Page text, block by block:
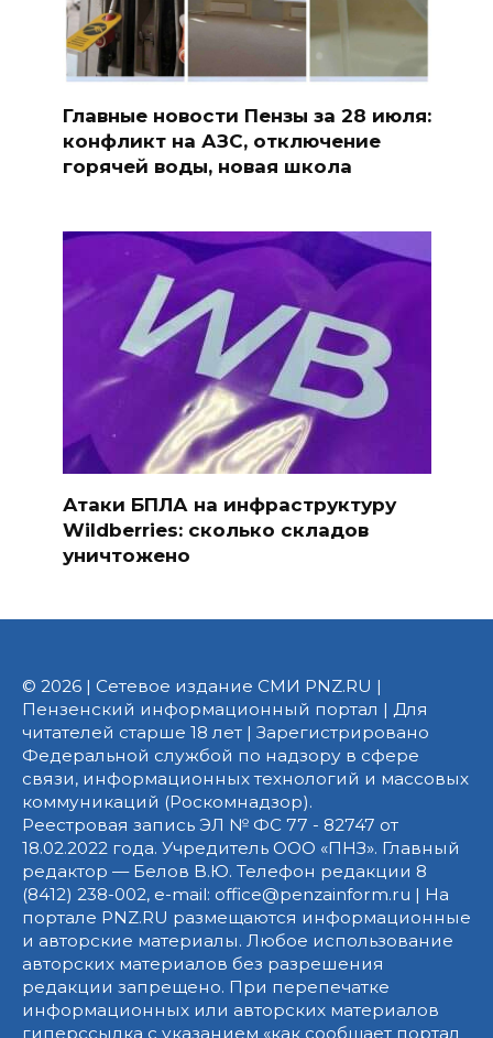
Главные новости Пензы за 28 июля:
конфликт на АЗС, отключение
горячей воды, новая школа
Атаки БПЛА на инфраструктуру
Wildberries: сколько складов
уничтожено
© 2026 | Сетевое издание СМИ PNZ.RU |
Пензенский информационный портал | Для
читателей старше 18 лет | Зарегистрировано
Федеральной службой по надзору в сфере
связи, информационных технологий и массовых
коммуникаций (Роскомнадзор).
Реестровая запись ЭЛ № ФС 77 - 82747 от
18.02.2022 года. Учредитель ООО «ПНЗ». Главный
редактор — Белов В.Ю. Телефон редакции 8
(8412) 238-002, e-mail: office@penzainform.ru | На
портале PNZ.RU размещаются информационные
и авторские материалы. Любое использование
авторских материалов без разрешения
редакции запрещено. При перепечатке
информационных или авторских материалов
гиперссылка с указанием «как сообщает портал